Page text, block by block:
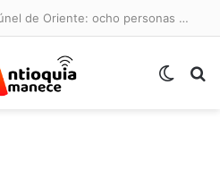
Grave accidente en el Túnel de Oriente: ocho personas lesionadas y cierre de la vía